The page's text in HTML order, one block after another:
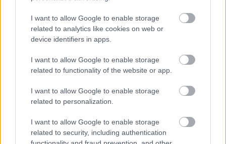
I want to allow Google to enable storage
related to analytics like cookies on web or
device identifiers in apps.
I want to allow Google to enable storage
related to functionality of the website or app.
I want to allow Google to enable storage
related to personalization.
I want to allow Google to enable storage
related to security, including authentication
Érdemes az esti órákat kihasználni arra, amire
éppen szükségük lehet és ami feltölt. A lényeg, hogy
az énidőt is tudatosan be kell illeszteni a
Ne felejtsük el, hogy a családok nagyon
sokféleképpen élhetik meg a karantént. Más az élet a
tanyán mint a nagyvárosban. Más az, ha a szülőknek
be kell járni dolgozni vagy home office_ban vannak.
Valaki gyes mellett van otthon, míg a másik